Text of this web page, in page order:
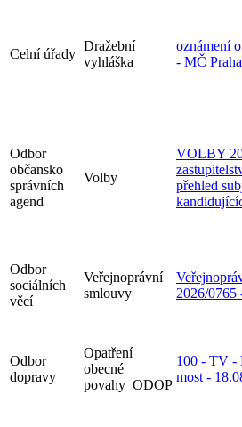
Celní úřady
Dražební
vyhláška
oznámení
- MČ
Odbor
občansko
správních
agend
Volby
VOLBY
přehled
Odbor
sociálních
věcí
Veřejnoprávní
smlouvy
2026/0765
Odbor
dopravy
Opatření
obecné
povahy_ODOP
100 - TV -
most -